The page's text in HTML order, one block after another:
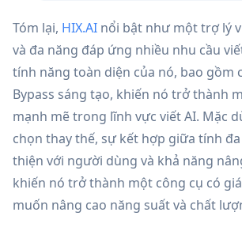
Tóm lại, HIX.AI nổi bật như một trợ lý
và đa năng đáp ứng nhiều nhu cầu
tính năng toàn diện của nó, bao gồm
Bypass sáng tạo, khiến nó trở thành
mạnh mẽ trong lĩnh vực viết AI. Mặc
chọn thay thế, sự kết hợp giữa tính
thiện với người dùng và khả năng
khiến nó trở thành một công cụ có
muốn nâng cao năng suất và chất